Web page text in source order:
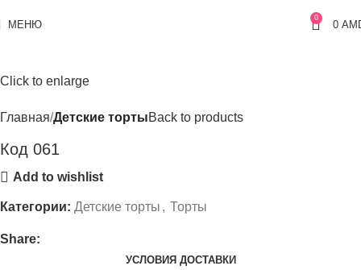
МЕНЮ
0
0
Click to enlarge
Главная Детские тортыBack to products
Код 061
Add to wishlist
Категории: Детские торты , Торты
Share:
УСЛОВИЯ ДОСТАВКИ